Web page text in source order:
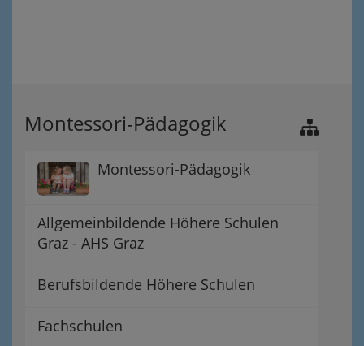
Montessori-Pädagogik
Montessori-Pädagogik
Allgemeinbildende Höhere Schulen
Graz - AHS Graz
Berufsbildende Höhere Schulen
Fachschulen